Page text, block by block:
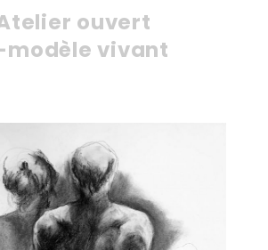
ouvert
vivant